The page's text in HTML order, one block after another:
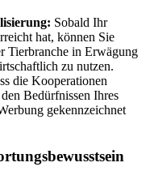
Sobald Ihr
hat, können Sie
Tierbranche in Erwägung
zu nutzen.
die Kooperationen
Bedürfnissen Ihres
gekennzeichnet